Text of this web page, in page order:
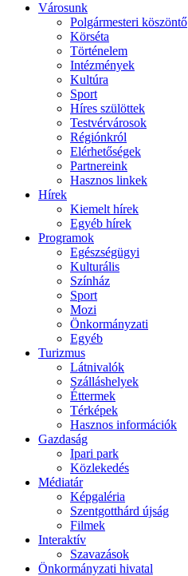
Városunk
Polgármesteri köszöntő
Körséta
Történelem
Intézmények
Kultúra
Sport
Híres szülöttek
Testvérvárosok
Régiónkról
Elérhetőségek
Partnereink
Hasznos linkek
Hírek
Kiemelt hírek
Egyéb hírek
Programok
Egészségügyi
Kulturális
Színház
Sport
Mozi
Önkormányzati
Egyéb
Turizmus
Látnivalók
Szálláshelyek
Éttermek
Térképek
Hasznos információk
Gazdaság
Ipari park
Közlekedés
Médiatár
Képgaléria
Szentgotthárd újság
Filmek
Interaktív
Szavazások
Önkormányzati hivatal